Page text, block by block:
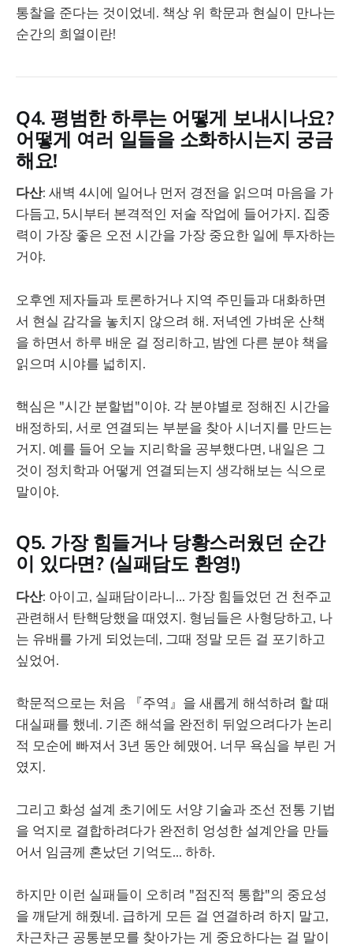
통찰을 준다는 것이었네. 책상 위 학문과 현실이 만나는
순간의 희열이란!
Q4. 평범한 하루는 어떻게 보내시나요?
어떻게 여러 일들을 소화하시는지 궁금
해요!
다산: 새벽 4시에 일어나 먼저 경전을 읽으며 마음을 가
다듬고, 5시부터 본격적인 저술 작업에 들어가지. 집중
력이 가장 좋은 오전 시간을 가장 중요한 일에 투자하는
거야.
오후엔 제자들과 토론하거나 지역 주민들과 대화하면
서 현실 감각을 놓치지 않으려 해. 저녁엔 가벼운 산책
을 하면서 하루 배운 걸 정리하고, 밤엔 다른 분야 책을
읽으며 시야를 넓히지.
핵심은 "시간 분할법"이야. 각 분야별로 정해진 시간을
배정하되, 서로 연결되는 부분을 찾아 시너지를 만드는
거지. 예를 들어 오늘 지리학을 공부했다면, 내일은 그
것이 정치학과 어떻게 연결되는지 생각해보는 식으로
말이야.
Q5. 가장 힘들거나 당황스러웠던 순간
이 있다면? (실패담도 환영!)
다산: 아이고, 실패담이라니... 가장 힘들었던 건 천주교
관련해서 탄핵당했을 때였지. 형님들은 사형당하고, 나
는 유배를 가게 되었는데, 그때 정말 모든 걸 포기하고
싶었어.
학문적으로는 처음 『주역』을 새롭게 해석하려 할 때
대실패를 했네. 기존 해석을 완전히 뒤엎으려다가 논리
적 모순에 빠져서 3년 동안 헤맸어. 너무 욕심을 부린 거
였지.
그리고 화성 설계 초기에도 서양 기술과 조선 전통 기법
을 억지로 결합하려다가 완전히 엉성한 설계안을 만들
어서 임금께 혼났던 기억도... 하하.
하지만 이런 실패들이 오히려 "점진적 통합"의 중요성
을 깨닫게 해줬네. 급하게 모든 걸 연결하려 하지 말고,
차근차근 공통분모를 찾아가는 게 중요하다는 걸 말이